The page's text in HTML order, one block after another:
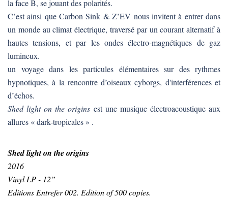
la face B, se jouant des polarités.
C’est ainsi que Carbon Sink & Z’EV nous invitent à entrer dans
un monde au climat électrique, traversé par un courant alternatif à
hautes tensions, et par les ondes électro-magnétiques de gaz
lumineux.
un voyage dans les particules élémentaires sur des rythmes
hypnotiques, à la rencontre d’oiseaux cyborgs, d'interférences et
d’échos.
Shed light on the origins est une musique électroacoustique aux
allures « dark-tropicales » .
Shed light on the origins
2016
Vinyl LP - 12”
Editions Entrefer 002. Edition of 500 copies.